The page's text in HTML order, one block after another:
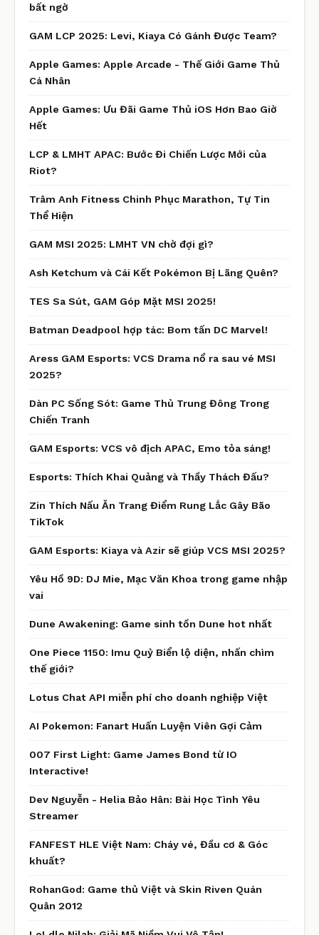
bất ngờ
GAM LCP 2025: Levi, Kiaya Có Gánh Được Team?
Apple Games: Apple Arcade - Thế Giới Game Thủ
Cá Nhân
Apple Games: Ưu Đãi Game Thủ iOS Hơn Bao Giờ
Hết
LCP & LMHT APAC: Bước Đi Chiến Lược Mới của
Riot?
Trâm Anh Fitness Chinh Phục Marathon, Tự Tin
Thể Hiện
GAM MSI 2025: LMHT VN chờ đợi gì?
Ash Ketchum và Cái Kết Pokémon Bị Lãng Quên?
TES Sa Sút, GAM Góp Mặt MSI 2025!
Batman Deadpool hợp tác: Bom tấn DC Marvel!
Aress GAM Esports: VCS Drama nổ ra sau vé MSI
2025?
Dàn PC Sống Sót: Game Thủ Trung Đông Trong
Chiến Tranh
GAM Esports: VCS vô địch APAC, Emo tỏa sáng!
Esports: Thích Khai Quảng và Thầy Thách Đấu?
Zin Thích Nấu Ăn Trang Điểm Rung Lắc Gây Bão
TikTok
GAM Esports: Kiaya và Azir sẽ giúp VCS MSI 2025?
Yêu Hồ 9D: DJ Mie, Mạc Văn Khoa trong game nhập
vai
Dune Awakening: Game sinh tồn Dune hot nhất
One Piece 1150: Imu Quỷ Biển lộ diện, nhấn chìm
thế giới?
Lotus Chat API miễn phí cho doanh nghiệp Việt
AI Pokemon: Fanart Huấn Luyện Viên Gợi Cảm
007 First Light: Game James Bond từ IO
Interactive!
Dev Nguyễn - Helia Bảo Hân: Bài Học Tình Yêu
Streamer
FANFEST HLE Việt Nam: Cháy vé, Đầu cơ & Góc
khuất?
RohanGod: Game thủ Việt và Skin Riven Quán
Quân 2012